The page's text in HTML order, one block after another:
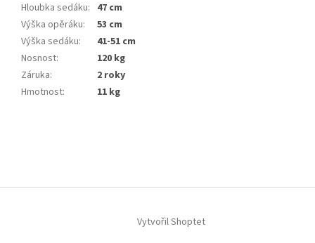
Hloubka sedáku: 47 cm
Výška opěráku:
53 cm
Výška sedáku:
41-51 cm
Nosnost:
120 kg
Záruka:
2 roky
Hmotnost: 11 kg
Vytvořil Shoptet